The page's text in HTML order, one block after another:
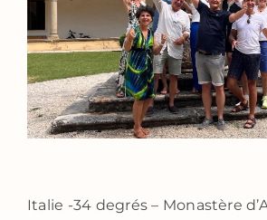
Italie -34 degrés – Monastère